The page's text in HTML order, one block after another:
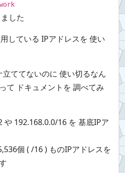
した
している IPアドレスを 使い
ててないのに 使い切るなん
て ドキュメントを 調べてみ
や 192.168.0.0/16 を 基底IPア
個 ( /16 ) ものIPアドレスを